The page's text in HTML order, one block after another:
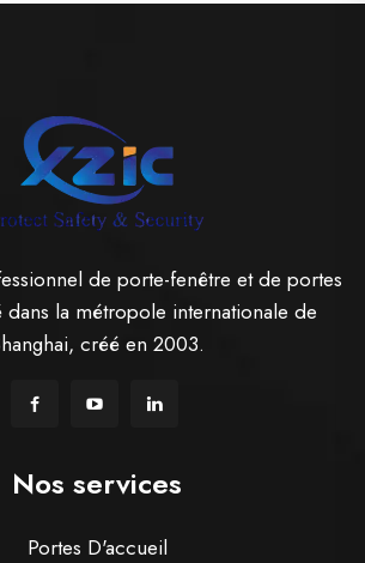
de porte-fenêtre et de portes
dans la métropole internationale de
créé en 2003.
Nos services
Portes D'accueil